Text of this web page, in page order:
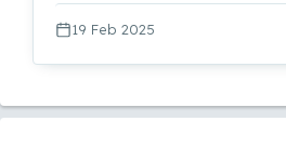
19 Feb 2025